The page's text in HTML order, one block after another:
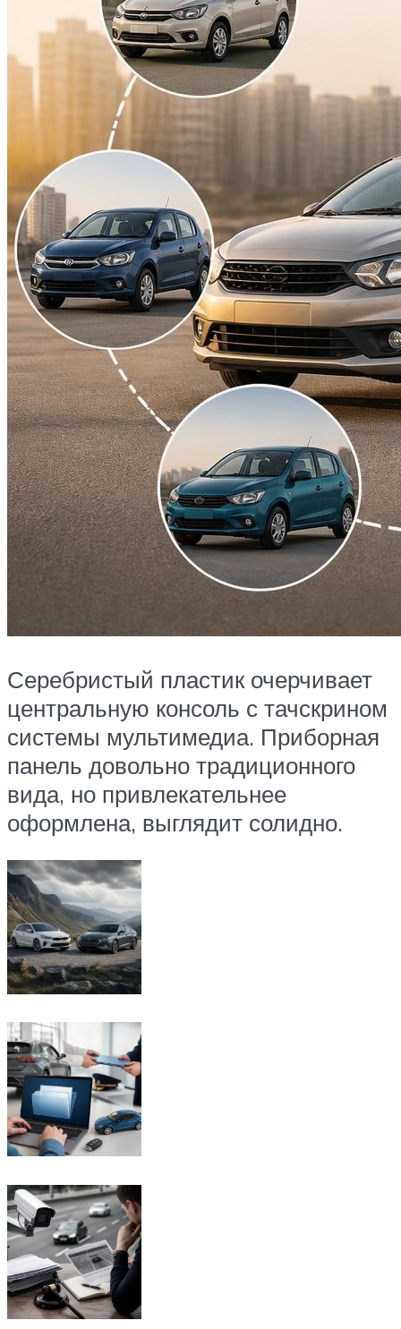
Серебристый пластик очерчивает
центральную консоль с тачскрином
системы мультимедиа. Приборная
панель довольно традиционного
вида, но привлекательнее
оформлена, выглядит солидно.